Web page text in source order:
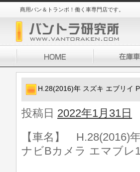
商用バン＆トランポ！働く車専門店です。
H.28(2016)年 スズキ エブリイ
投稿日 2022年1月31日
【車名】 H.28(2016)
ナビBカメラ エマブレ